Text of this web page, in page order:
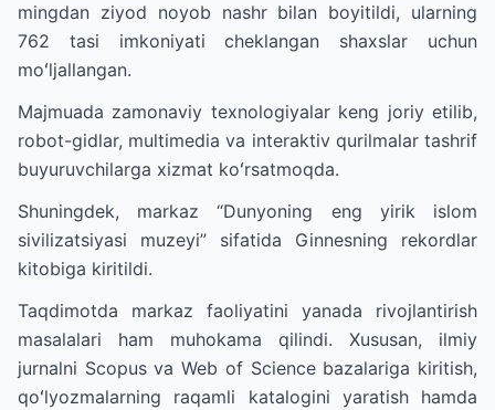
mingdan ziyod noyob nashr bilan boyitildi, ularning
762 tasi imkoniyati cheklangan shaxslar uchun
moʻljallangan.
Majmuada zamonaviy texnologiyalar keng joriy etilib,
robot-gidlar, multimedia va interaktiv qurilmalar tashrif
buyuruvchilarga xizmat koʻrsatmoqda.
Shuningdek, markaz “Dunyoning eng yirik islom
sivilizatsiyasi muzeyi” sifatida Ginnesning rekordlar
kitobiga kiritildi.
Taqdimotda markaz faoliyatini yanada rivojlantirish
masalalari ham muhokama qilindi. Xususan, ilmiy
jurnalni Scopus va Web of Science bazalariga kiritish,
qoʻlyozmalarning raqamli katalogini yaratish hamda